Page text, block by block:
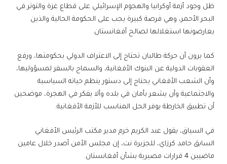
ظل وجود أزمة أوكرانيا والهجوم الإسرائيلي على قطاع غزة والتوتر في
البحر الأحمر، وهي فرصة كبيرة يجب على الحكومة الحالية والذين
يعارضونها استغلالها لصالح أفغانستان.
كما يرون أن حركة طالبان تحتاج إلى الاعتراف الدولي بحكومتها، ورفع
العقوبات الدولية عن البنوك الأفغانية، والسماح بالسفر لمسؤوليها،
وأن الشعب الأفغاني يحتاج إلى دستور ينظم حياته السياسية
والاجتماعية وأن يشعر بأمان في بلده وألا يفكر في الهجرة، موضحين
أن تطبيق الخارطة يوفر الحل المناسب للأزمة الأفغانية.
في السياق، يقول عبد الكريم خرم مدير مكتب الرئيس الأفغاني
السابق حامد كرزاي، للجزيرة نت، إن مجلس الأمن أصدر خلال عامين
ماضيين 4 قرارات مصيرية بشأن أفغانستان.